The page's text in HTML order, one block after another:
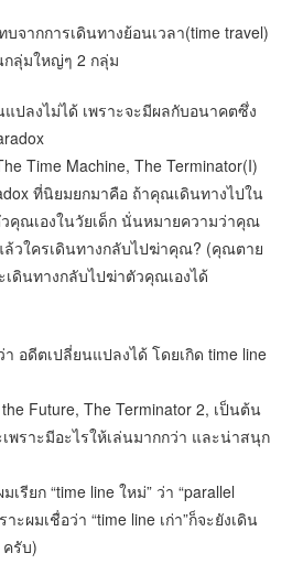
จากการเดินทางย้อนเวลา(time travel)
กลุ่มใหญ่ๆ 2 กลุ่ม
แปลงไม่ได้ เพราะจะมีผลกับอนาคตซึ่ง
Time Machine, The Terminator(I)
ที่นิยมยกมาคือ ถ้าคุณเดินทางไปใน
คุณเองในวัยเด็ก นั่นหมายความว่าคุณ
วใครเดินทางกลับไปฆ่าคุณ? (คุณตาย
ดินทางกลับไปฆ่าตัวคุณเองได้
อดีตเปลี่ยนแปลงได้ โดยเกิด time line
Future, The Terminator 2, เป็นต้น
พราะมีอะไรให้เล่นมากกว่า และน่าสนุก
เรียก “time line ใหม่” ว่า “parallel
าะผมเชื่อว่า “time line เก่า”ก็จะยังเดิน
รับ)